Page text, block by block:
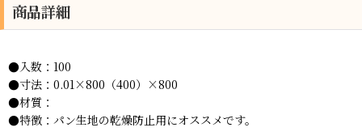
商品詳細
●入数：100
●寸法：0.01×800（400）×800
●材質：
●特徴：パン生地の乾燥防止用にオススメです。